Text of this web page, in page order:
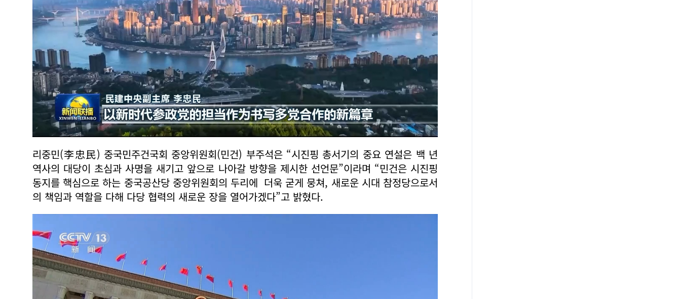
리중민(李忠民) 중국민주건국회 중앙위원회(민건) 부주석은 “시진핑 총서기의 중요 연설은 백 년
역사의 대당이 초심과 사명을 새기고 앞으로 나아갈 방향을 제시한 선언문”이라며 “민건은 시진핑
동지를 핵심으로 하는 중국공산당 중앙위원회의 두리에 더욱 굳게 뭉쳐, 새로운 시대 참정당으로서
의 책임과 역할을 다해 다당 협력의 새로운 장을 열어가겠다”고 밝혔다.